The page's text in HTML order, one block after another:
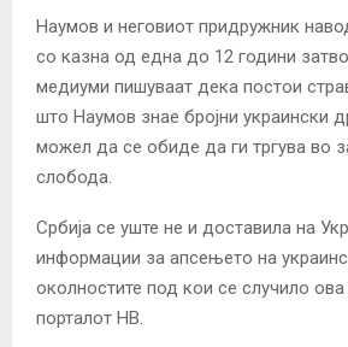
Наумов и неговиот придружник
со казна од една до 12 години
медиуми пишуваат дека постои
што Наумов знае бројни украински
можел да се обиде да ги тргува во
слобода.
Србија се уште не и доставила на
информации за апсењето на
околностите под кои се случило
порталот НВ.